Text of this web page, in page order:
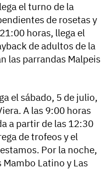
el turno de la
de rosetas y
horas, llega el
de adultos de la
las parrandas Malpeis
el sábado, 5 de julio,
A las 9:00 horas
a partir de las 12:30
de trofeos y el
Por la noche,
Latino y Las